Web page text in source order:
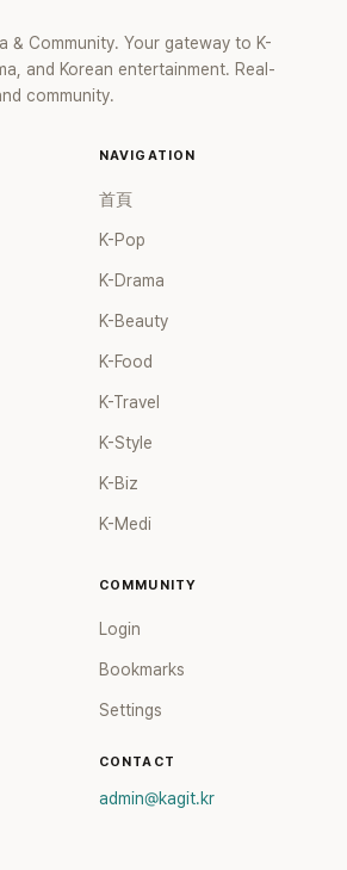
& Community. Your gateway to K-
and Korean entertainment. Real-
community.
NAVIGATION
首頁
K-Pop
K-Drama
K-Beauty
K-Food
K-Travel
K-Style
K-Biz
K-Medi
COMMUNITY
Login
Bookmarks
Settings
CONTACT
admin@kagit.kr